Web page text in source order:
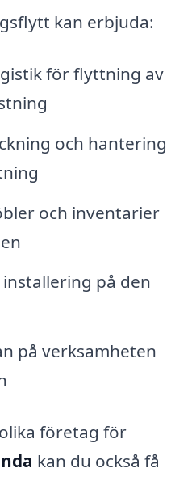
kan erbjuda:
för flyttning av
och hantering
och inventarier
på den
på verksamheten
företag för
kan du också få